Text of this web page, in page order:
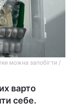
можна запобігти /
варто
себе.